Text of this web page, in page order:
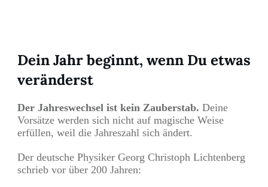
Dein Jahr beginnt, wenn Du etwas
veränderst
Der Jahreswechsel ist kein Zauberstab. Deine
Vorsätze werden sich nicht auf magische Weise
erfüllen, weil die Jahreszahl sich ändert.
Der deutsche Physiker Georg Christoph Lichtenberg
schrieb vor über 200 Jahren: